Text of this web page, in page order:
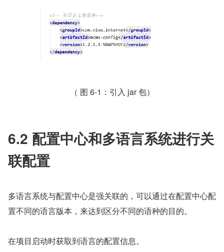
（ 图 6-1：引入 jar 包）
6.2 配置中心和多语言系统进行关
联配置
多语言系统与配置中心是强关联的，可以通过在配置中心配
置不同的语言版本，来达到区分不同的语种的目的。
在项目启动时获取到语言的配置信息。